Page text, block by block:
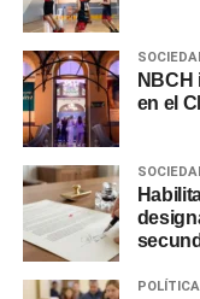
NBCH
en el
POLÍTICA